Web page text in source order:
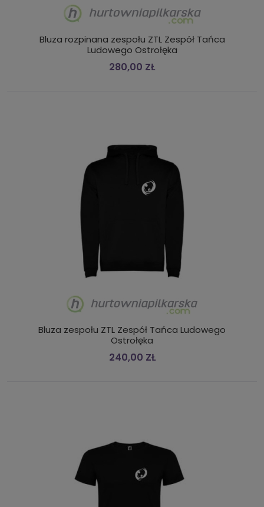
Bluza rozpinana zespołu ZTL Zespół Tańca
Ludowego Ostrołęka
280,00 ZŁ
Bluza zespołu ZTL Zespół Tańca Ludowego
Ostrołęka
240,00 ZŁ